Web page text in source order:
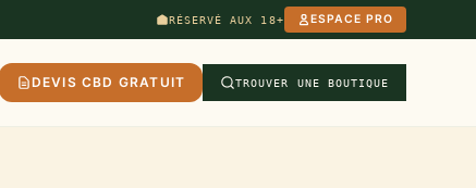
RÉSERVÉ AUX 18+ ESPACE PRO
DEVIS CBD GRATUIT TROUVER UNE BOUTIQUE